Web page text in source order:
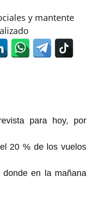
y mantente
para hoy, por
20 % de los vuelos
donde en la mañana